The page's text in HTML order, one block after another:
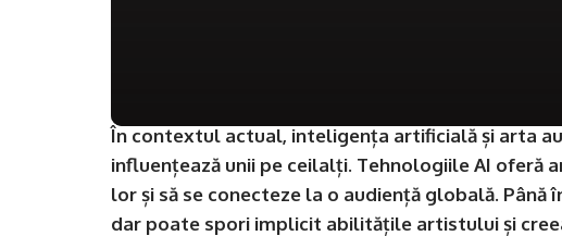
În contextul actual, inteligența artificială și arta
influențează unii pe ceilalți. Tehnologiile AI oferă
lor și să se conecteze la o audiență globală.
dar poate spori implicit abilitățile artistului și